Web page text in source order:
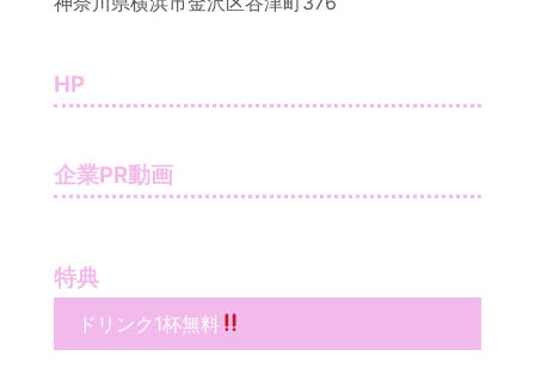
HP
企業PR動画
特典
ドリンク1杯無料